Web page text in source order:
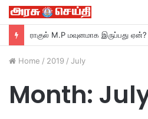
தஞ்சாவூர் தெற்க்கு போலீஸார் கேட்ட
Home / 2019 / July
Month: